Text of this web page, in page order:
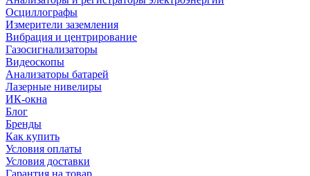
Осциллографы
Измерители заземления
Вибрация и центрирование
Газосигнализаторы
Видеоскопы
Анализаторы батарей
Лазерные нивелиры
ИК-окна
Блог
Бренды
Как купить
Условия оплаты
Условия доставки
Гарантия на товар